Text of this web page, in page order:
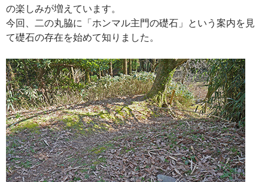
の楽しみが増えています。
今回、二の丸脇に「ホンマル主門の礎石」という案内を見
て礎石の存在を始めて知りました。